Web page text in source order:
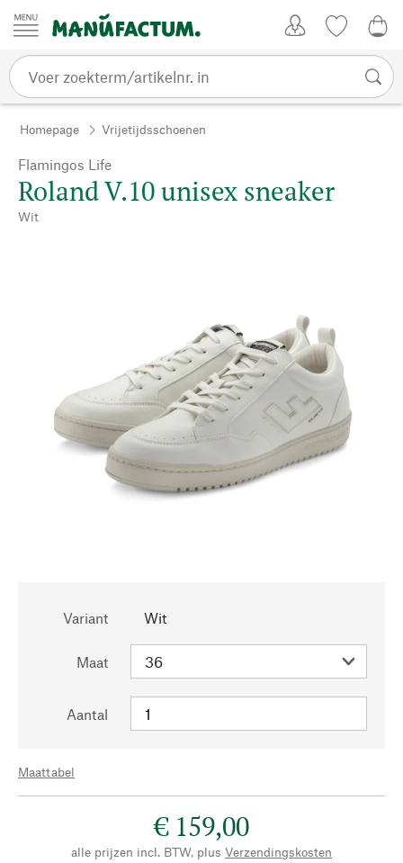
Passer au contenu
Homepage Vrijetijdsschoenen
Flamingos Life
Roland V.10 unisex sneaker
Wit
Variant Wit
Maat
Aantal
Maattabel
€ 159,00
alle prijzen incl. BTW, plus Verzendingskosten